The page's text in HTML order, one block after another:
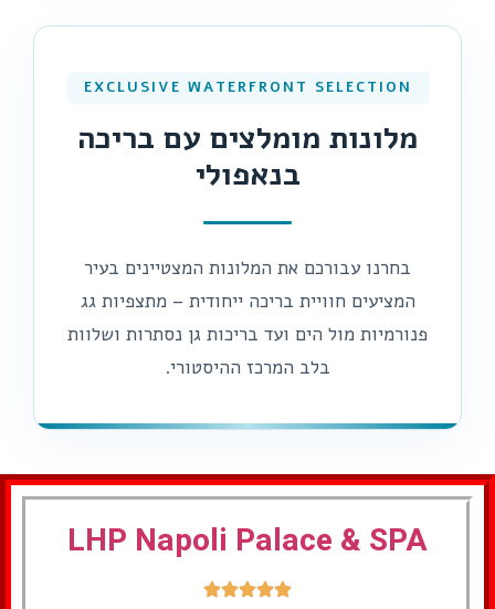
EXCLUSIVE WATERFRONT SELECTION
מלונות מומלצים עם בריכה
בנאפולי
בחרנו עבורכם את המלונות המצטיינים בעיר
המציעים חוויית בריכה ייחודית – מתצפיות גג
פנורמיות מול הים ועד בריכות גן נסתרות ושלוות
בלב המרכז ההיסטורי.
LHP Napoli Palace & SPA